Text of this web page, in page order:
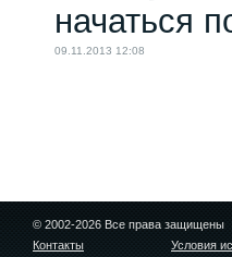
начаться
09.11.2013 12:08
© 2002-2026 Все права защищены
Контакты
Условия